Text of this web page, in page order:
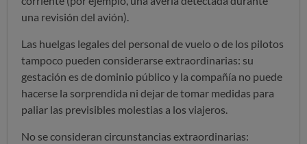
una revisión del avión).
Las huelgas legales del personal de vuelo o de los pilotos
tampoco pueden considerarse extraordinarias: su
gestación es de dominio público y la compañía no puede
hacerse la sorprendida ni dejar de tomar medidas para
paliar las previsibles molestias a los viajeros.
No se consideran circunstancias extraordinarias: